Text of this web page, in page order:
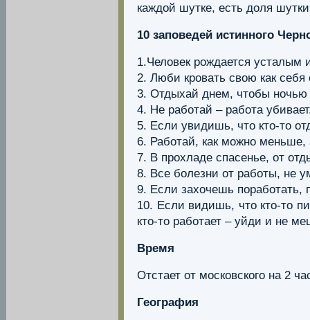
каждой шутке, есть доля
10 заповедей истинного
1.Человек рождается усталым
2. Люби кровать свою как себя
3. Отдыхай днем, чтобы ночью
4. Не работай – работа
5. Если увидишь, что кто-то
6. Работай, как можно меньше,
7. В прохладе спасенье, от
8. Все болезни от работы, не
9. Если захочешь поработать,
10. Если видишь, что кто-то
кто-то работает – уйди и не
Время
Отстает от московского на 2
География